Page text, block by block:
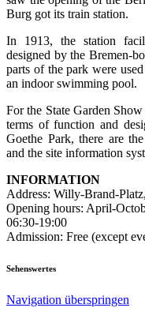
Burg got its train station.
In 1913, the station
designed by the Bremen-
parts of the park were
an indoor swimming pool.
For the State Garden
terms of function and
Goethe Park, there are
and the site information
INFORMATION
Address: Willy-Brand-
Opening hours: April-
06:30-19:00
Admission: Free (except
Sehenswertes
Navigation überspringen